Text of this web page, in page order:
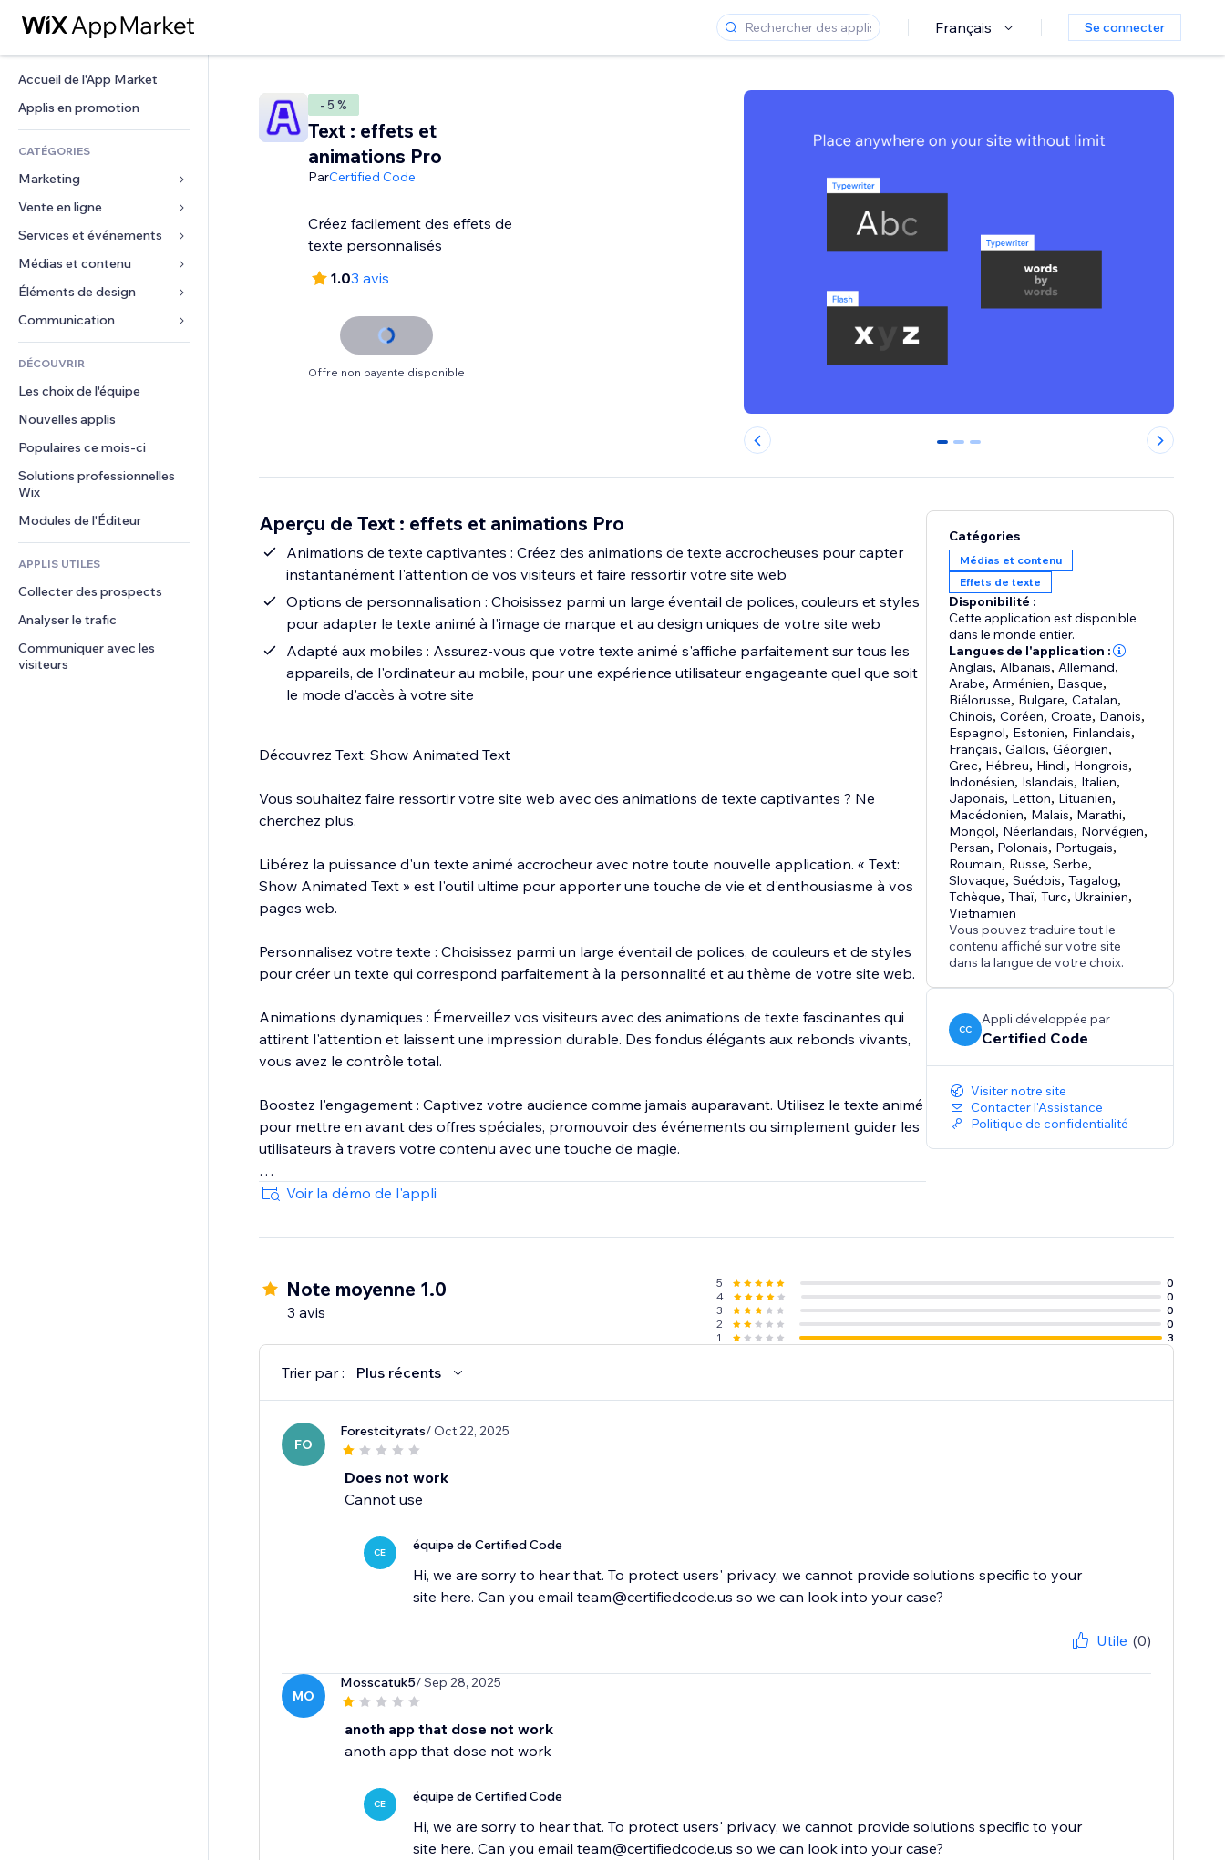
Français Se connecter
Accueil de l'App Market
Applis en promotion
CATÉGORIES
Marketing
Publicités
Mobile
Données analytiques
Réseaux sociaux
Classement de sites
E-mail
Vente en ligne
Applis pour les boutiques
Expédition et livraison
Boutons Vente
Comptabilité
Coupons et fidélisation
Solutions d'entreposage
Financement participatif
Alimentation et boissons
Services et événements
Hôtels
Événements
Restaurants
Immobilier
Réservations
Médias et contenu
Galerie
Musique
Podcasts
Photographie
Vidéo
PDF
Partage de fichiers
Actualités
Services de contenu
Effets de texte
Éléments de design
Cartes et navigation
Confidentialité
Horloge
Modèles de pages
Effets sur images
Boutons et menus
Bannières et badges
Calculateurs
Rechercher
Formulaires
Sondages
Chat
Commentaires
Téléphone
Communauté
Avis et commentaires
DÉCOUVRIR
Les choix de l'équipe
Nouvelles applis
Populaires ce mois‑ci
Solutions professionnelles
Wix
Modules de l'Éditeur
APPLIS UTILES
Collecter des prospects
Analyser le trafic
Communiquer avec les
visiteurs
- 5 %
Text : effets et
animations Pro
ParCertified Code
Créez facilement des effets de
texte personnalisés
1.03 avis
Offre non payante disponible
0 1 2
Aperçu de Text : effets et animations Pro
Animations de texte captivantes : Créez des animations de texte accrocheuses pour capter
instantanément l'attention de vos visiteurs et faire ressortir votre site web
Options de personnalisation : Choisissez parmi un large éventail de polices, couleurs et styles
pour adapter le texte animé à l'image de marque et au design uniques de votre site web
Adapté aux mobiles : Assurez-vous que votre texte animé s'affiche parfaitement sur tous les
appareils, de l'ordinateur au mobile, pour une expérience utilisateur engageante quel que soit
le mode d'accès à votre site
Découvrez Text: Show Animated Text
Vous souhaitez faire ressortir votre site web avec des animations de texte captivantes ? Ne
cherchez plus.
Libérez la puissance d'un texte animé accrocheur avec notre toute nouvelle application. « Text:
Show Animated Text » est l'outil ultime pour apporter une touche de vie et d'enthousiasme à vos
pages web.
Personnalisez votre texte : Choisissez parmi un large éventail de polices, de couleurs et de styles
pour créer un texte qui correspond parfaitement à la personnalité et au thème de votre site web.
Animations dynamiques : Émerveillez vos visiteurs avec des animations de texte fascinantes qui
attirent l'attention et laissent une impression durable. Des fondus élégants aux rebonds vivants,
vous avez le contrôle total.
Boostez l'engagement : Captivez votre audience comme jamais auparavant. Utilisez le texte animé
pour mettre en avant des offres spéciales, promouvoir des événements ou simplement guider les
utilisateurs à travers votre contenu avec une touche de magie.
Intégration facile : Intégrez l'application à votre site web en toute simplicité. Aucun codage requis.
texte animé s'affichera parfaitement sur n'importe quel appareil.
Voir la démo de l'appli
Catégories
Médias et contenu
Effets de texte
Disponibilité :
Cette application est disponible
dans le monde entier.
Langues de l'application :
Anglais, Albanais, Allemand,
Arabe, Arménien, Basque,
Biélorusse, Bulgare,Catalan,
Chinois,Coréen,Croate, Danois,
Espagnol, Estonien, Finlandais,
Français,Gallois,Géorgien,
Grec, Hébreu, Hindi, Hongrois,
Indonésien, Islandais, Italien,
Japonais, Letton, Lituanien,
Macédonien, Malais, Marathi,
Mongol, Néerlandais, Norvégien,
Persan, Polonais, Portugais,
Roumain, Russe,Serbe,
Slovaque,Suédois,Tagalog,
Tchèque,Thaï,Turc,Ukrainien,
Vietnamien
Vous pouvez traduire tout le
contenu affiché sur votre site
dans la langue de votre choix.
CC
Appli développée par
Certified Code
Visiter notre site
Contacter l'Assistance
Politique de confidentialité
Note moyenne 1.0
3 avis
5
0
4
0
3
0
2
0
1
3
Trier par : Plus récents
FO
Forestcityrats/ Oct 22, 2025
Does not work
Cannot use
CE équipe de Certified Code
Hi, we are sorry to hear that. To protect users' privacy, we cannot provide solutions specific to your
site here. Can you email team@certifiedcode.us so we can look into your case?
Utile (0)
MO
Mosscatuk5/ Sep 28, 2025
anoth app that dose not work
anoth app that dose not work
CE équipe de Certified Code
Hi, we are sorry to hear that. To protect users' privacy, we cannot provide solutions specific to your
site here. Can you email team@certifiedcode.us so we can look into your case?